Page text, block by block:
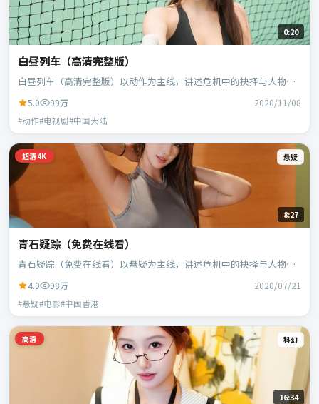
0:20
白昼列车（高清完整版）
白昼列车（高清完整版）以动作为主线，讲述危机中的抉择与人物成
5.0 99万 2020/11/08
#动作#电视剧#中国大陆
超清4K 悬疑
8:27
青石疑踪（免费在线看）
青石疑踪（免费在线看）以悬疑为主线，讲述危机中的抉择与人物成
4.9 98万 2020/07/21
#悬疑#电影#中国香港
高清 科幻
16:34